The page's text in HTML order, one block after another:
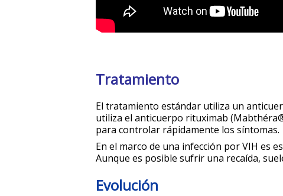
Tratamiento
El tratamiento estándar utiliza un
utiliza el anticuerpo rituximab
para controlar rápidamente los síntomas.
En el marco de una infección por VIH es
Aunque es posible sufrir una recaída,
Evolución